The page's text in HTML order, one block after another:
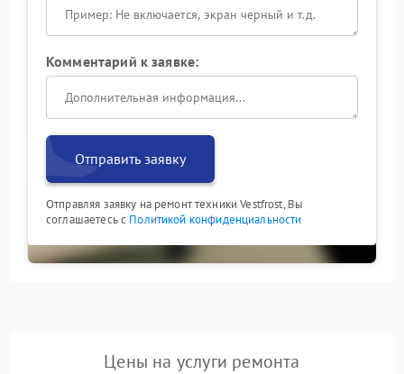
Комментарий к заявке:
Отправить заявку
Отправляя заявку на ремонт техники Vestfrost, Вы
соглашаетесь с Политикой конфиденциальности
Цены на услуги ремонта